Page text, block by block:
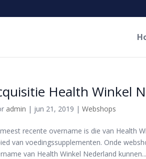
Health Winkel
admin | jun 21, 2019 | Webshops
recente overname is die van Health
van voedingssupplementen. Onde
van Health Winkel Nederland kunnen...